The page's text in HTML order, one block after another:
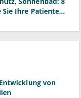
Ihre Patienten
von